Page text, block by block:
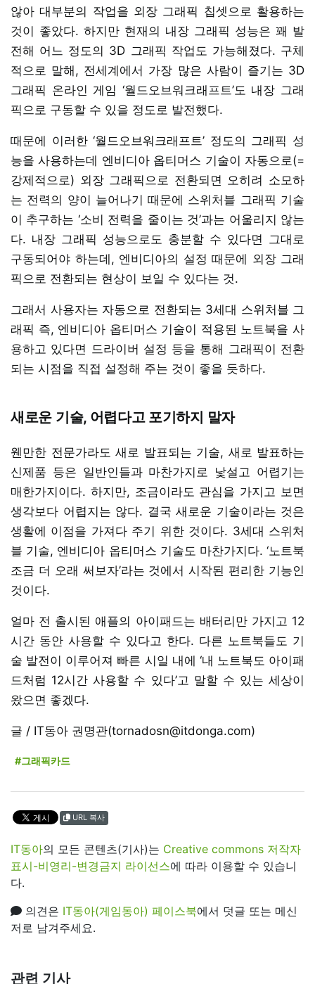
않아 대부분의 작업을 외장 그래픽 칩셋으로 활용하는
것이 좋았다. 하지만 현재의 내장 그래픽 성능은 꽤 발
전해 어느 정도의 3D 그래픽 작업도 가능해졌다. 구체
적으로 말해, 전세계에서 가장 많은 사람이 즐기는 3D
그래픽 온라인 게임 ‘월드오브워크래프트’도 내장 그래
픽으로 구동할 수 있을 정도로 발전했다.
때문에 이러한 ‘월드오브워크래프트’ 정도의 그래픽 성
능을 사용하는데 엔비디아 옵티머스 기술이 자동으로(=
강제적으로) 외장 그래픽으로 전환되면 오히려 소모하
는 전력의 양이 늘어나기 때문에 스위처블 그래픽 기술
이 추구하는 ‘소비 전력을 줄이는 것’과는 어울리지 않는
다. 내장 그래픽 성능으로도 충분할 수 있다면 그대로
구동되어야 하는데, 엔비디아의 설정 때문에 외장 그래
픽으로 전환되는 현상이 보일 수 있다는 것.
그래서 사용자는 자동으로 전환되는 3세대 스위처블 그
래픽 즉, 엔비디아 옵티머스 기술이 적용된 노트북을 사
용하고 있다면 드라이버 설정 등을 통해 그래픽이 전환
되는 시점을 직접 설정해 주는 것이 좋을 듯하다.
새로운 기술, 어렵다고 포기하지 말자
웬만한 전문가라도 새로 발표되는 기술, 새로 발표하는
신제품 등은 일반인들과 마찬가지로 낯설고 어렵기는
매한가지이다. 하지만, 조금이라도 관심을 가지고 보면
생각보다 어렵지는 않다. 결국 새로운 기술이라는 것은
생활에 이점을 가져다 주기 위한 것이다. 3세대 스위처
블 기술, 엔비디아 옵티머스 기술도 마찬가지다. ‘노트북
조금 더 오래 써보자’라는 것에서 시작된 편리한 기능인
것이다.
얼마 전 출시된 애플의 아이패드는 배터리만 가지고 12
시간 동안 사용할 수 있다고 한다. 다른 노트북들도 기
술 발전이 이루어져 빠른 시일 내에 ‘내 노트북도 아이패
드처럼 12시간 사용할 수 있다’고 말할 수 있는 세상이
왔으면 좋겠다.
글 / IT동아 권명관(tornadosn@itdonga.com)
#그래픽카드
URL 복사
IT동아의 모든 콘텐츠(기사)는 Creative commons 저작자
표시-비영리-변경금지 라이선스에 따라 이용할 수 있습니
다.
의견은 IT동아(게임동아) 페이스북에서 덧글 또는 메신
저로 남겨주세요.
관련 기사